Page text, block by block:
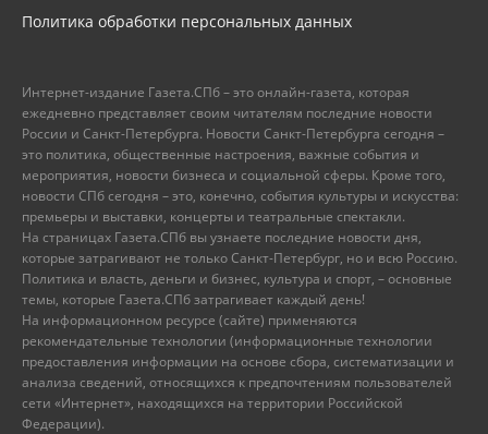
Политика обработки персональных данных
Интернет-издание Газета.СПб – это онлайн-газета, которая
ежедневно представляет своим читателям последние новости
России и Санкт-Петербурга. Новости Санкт-Петербурга сегодня –
это политика, общественные настроения, важные события и
мероприятия, новости бизнеса и социальной сферы. Кроме того,
новости СПб сегодня – это, конечно, события культуры и искусства:
премьеры и выставки, концерты и театральные спектакли.
На страницах Газета.СПб вы узнаете последние новости дня,
которые затрагивают не только Санкт-Петербург, но и всю Россию.
Политика и власть, деньги и бизнес, культура и спорт, – основные
темы, которые Газета.СПб затрагивает каждый день!
На информационном ресурсе (сайте) применяются
рекомендательные технологии (информационные технологии
предоставления информации на основе сбора, систематизации и
анализа сведений, относящихся к предпочтениям пользователей
сети «Интернет», находящихся на территории Российской
Федерации).